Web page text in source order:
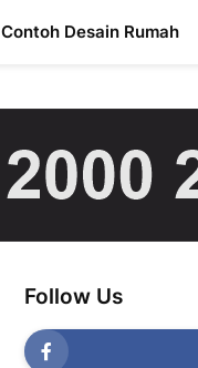
Contoh Desain Rumah
Follow Us